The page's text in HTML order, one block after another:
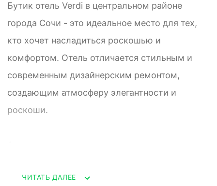
Бутик отель Verdi в центральном районе
города Сочи - это идеальное место для тех,
кто хочет насладиться роскошью и
комфортом. Отель отличается стильным и
современным дизайнерским ремонтом,
создающим атмосферу элегантности и
роскоши.
истинное воплощение роскоши и изыска.
ЧИТАТЬ ДАЛЕЕ